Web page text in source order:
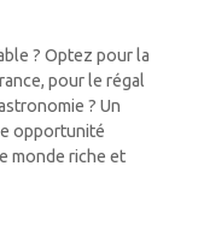
? Optez pour la
pour le régal
? Un
opportunité
monde riche et